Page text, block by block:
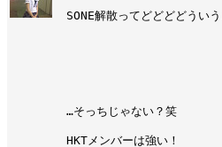
SONE解散ってどどどどうい
…そっちじゃない？笑
HKTメンバーは強い！